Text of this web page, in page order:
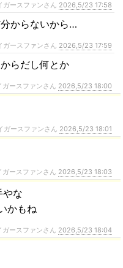
ースファンさん 2026,5/23 17:58
からないから…
ースファンさん 2026,5/23 17:59
らだし何とか
ースファンさん 2026,5/23 18:00
ースファンさん 2026,5/23 18:01
ースファンさん 2026,5/23 18:03
やな
かもね
ースファンさん 2026,5/23 18:04